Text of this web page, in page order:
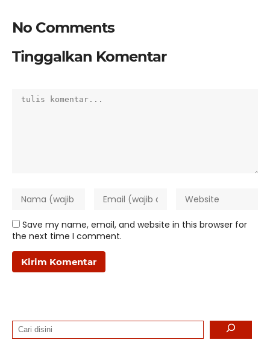
No Comments
Tinggalkan Komentar
Save my name, email, and website in this browser for
the next time I comment.
Search